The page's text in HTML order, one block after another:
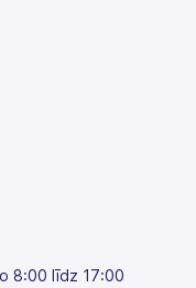
8:00 līdz 17:00